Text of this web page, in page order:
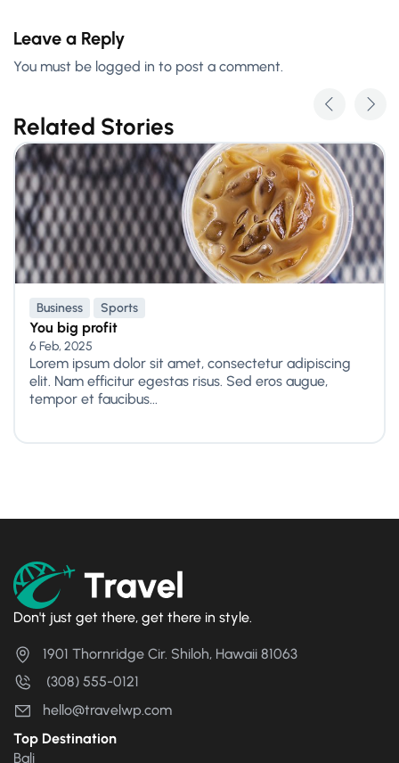
Leave a Reply
You must be logged in to post a comment.
Related Stories
Business Sports
You big profit
6 Feb, 2025
Lorem ipsum dolor sit amet, consectetur adipiscing
elit. Nam efficitur egestas risus. Sed eros augue,
tempor et faucibus...
Don't just get there, get there in style.
1901 Thornridge Cir. Shiloh, Hawaii 81063
(308) 555-0121
hello@travelwp.com
Top Destination
Bali